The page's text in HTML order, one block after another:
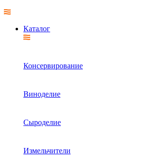
Каталог
Консервирование
Виноделие
Сыроделие
Измельчители